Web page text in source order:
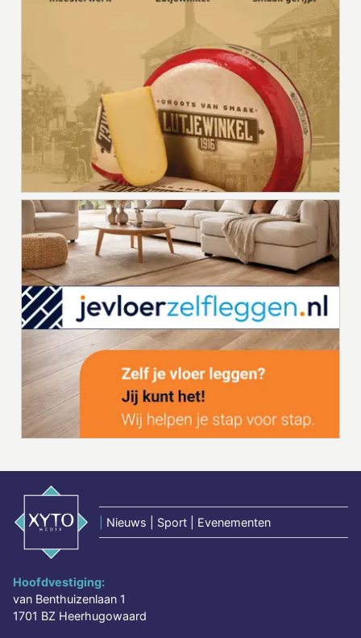
Nieuws | Sport | Evenementen
Hoofdvestiging:
van Benthuizenlaan 1
1701 BZ Heerhugowaard